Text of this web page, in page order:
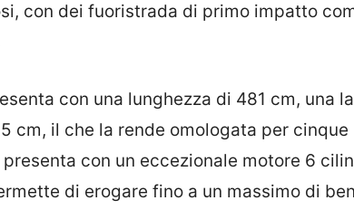
con dei fuoristrada di primo impatto
con una lunghezza di 481 cm, una
cm, il che la rende omologata per cinque
con un eccezionale motore 6
di erogare fino a un massimo di ben